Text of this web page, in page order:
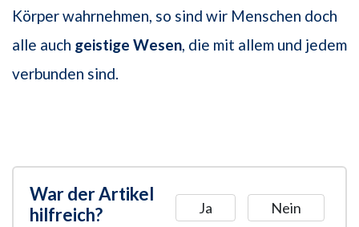
Körper wahrnehmen, so sind wir Menschen doch
alle auch geistige Wesen, die mit allem und jedem
verbunden sind.
War der Artikel
hilfreich?
Ja Nein